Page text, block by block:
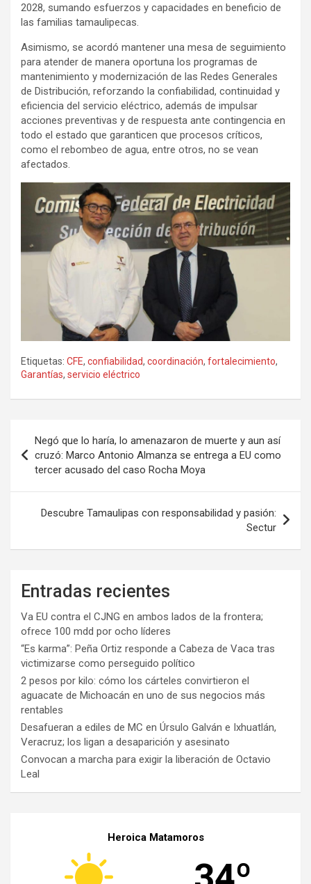
2028, sumando esfuerzos y capacidades en beneficio de
las familias tamaulipecas.
Asimismo, se acordó mantener una mesa de seguimiento
para atender de manera oportuna los programas de
mantenimiento y modernización de las Redes Generales
de Distribución, reforzando la confiabilidad, continuidad y
eficiencia del servicio eléctrico, además de impulsar
acciones preventivas y de respuesta ante contingencia en
todo el estado que garanticen que procesos críticos,
como el rebombeo de agua, entre otros, no se vean
afectados.
Etiquetas: CFE, confiabilidad, coordinación, fortalecimiento,
Garantías, servicio eléctrico
de
entradas
Negó que lo haría, lo amenazaron de muerte y aun así
cruzó: Marco Antonio Almanza se entrega a EU como
tercer acusado del caso Rocha Moya
Descubre Tamaulipas con responsabilidad y pasión:
Sectur
Entradas recientes
Va EU contra el CJNG en ambos lados de la frontera;
ofrece 100 mdd por ocho líderes
“Es karma”: Peña Ortiz responde a Cabeza de Vaca tras
victimizarse como perseguido político
2 pesos por kilo: cómo los cárteles convirtieron el
aguacate de Michoacán en uno de sus negocios más
rentables
Desafueran a ediles de MC en Úrsulo Galván e Ixhuatlán,
Veracruz; los ligan a desaparición y asesinato
Convocan a marcha para exigir la liberación de Octavio
Leal
Heroica Matamoros